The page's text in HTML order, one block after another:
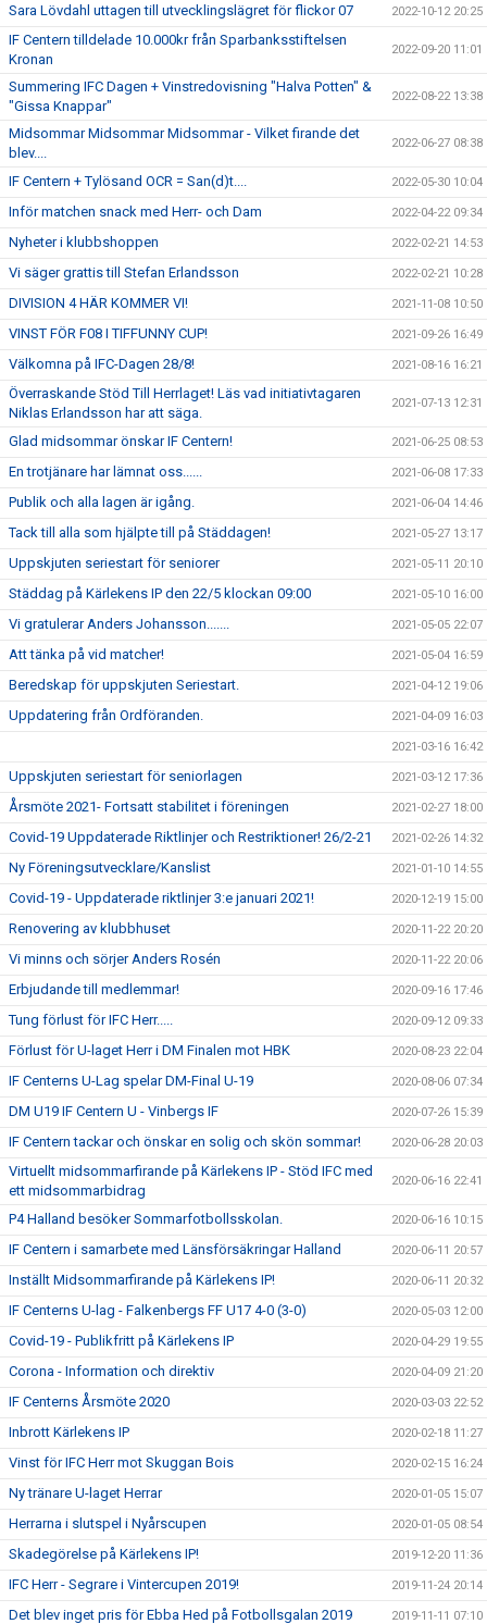
Sara Lövdahl uttagen till utvecklingslägret för flickor 07 2022-10-12 20:25
IF Centern tilldelade 10.000kr från Sparbanksstiftelsen
Kronan
2022-09-20 11:01
Summering IFC Dagen + Vinstredovisning "Halva Potten" &
"Gissa Knappar"
2022-08-22 13:38
Midsommar Midsommar Midsommar - Vilket firande det
blev....
2022-06-27 08:38
IF Centern + Tylösand OCR = San(d)t.... 2022-05-30 10:04
Inför matchen snack med Herr- och Dam 2022-04-22 09:34
Nyheter i klubbshoppen 2022-02-21 14:53
Vi säger grattis till Stefan Erlandsson 2022-02-21 10:28
DIVISION 4 HÄR KOMMER VI! 2021-11-08 10:50
VINST FÖR F08 I TIFFUNNY CUP! 2021-09-26 16:49
Välkomna på IFC-Dagen 28/8! 2021-08-16 16:21
Överraskande Stöd Till Herrlaget! Läs vad initiativtagaren
Niklas Erlandsson har att säga.
2021-07-13 12:31
Glad midsommar önskar IF Centern! 2021-06-25 08:53
En trotjänare har lämnat oss...... 2021-06-08 17:33
Publik och alla lagen är igång. 2021-06-04 14:46
Tack till alla som hjälpte till på Städdagen! 2021-05-27 13:17
Uppskjuten seriestart för seniorer 2021-05-11 20:10
Städdag på Kärlekens IP den 22/5 klockan 09:00 2021-05-10 16:00
Vi gratulerar Anders Johansson....... 2021-05-05 22:07
Att tänka på vid matcher! 2021-05-04 16:59
Beredskap för uppskjuten Seriestart. 2021-04-12 19:06
Uppdatering från Ordföranden. 2021-04-09 16:03
2021-03-16 16:42
Uppskjuten seriestart för seniorlagen 2021-03-12 17:36
Årsmöte 2021- Fortsatt stabilitet i föreningen 2021-02-27 18:00
Covid-19 Uppdaterade Riktlinjer och Restriktioner! 26/2-21 2021-02-26 14:32
Ny Föreningsutvecklare/Kanslist 2021-01-10 14:55
Covid-19 - Uppdaterade riktlinjer 3:e januari 2021! 2020-12-19 15:00
Renovering av klubbhuset 2020-11-22 20:20
Vi minns och sörjer Anders Rosén 2020-11-22 20:06
Erbjudande till medlemmar! 2020-09-16 17:46
Tung förlust för IFC Herr..... 2020-09-12 09:33
Förlust för U-laget Herr i DM Finalen mot HBK 2020-08-23 22:04
IF Centerns U-Lag spelar DM-Final U-19 2020-08-06 07:34
DM U19 IF Centern U - Vinbergs IF 2020-07-26 15:39
IF Centern tackar och önskar en solig och skön sommar! 2020-06-28 20:03
Virtuellt midsommarfirande på Kärlekens IP - Stöd IFC med
ett midsommarbidrag
2020-06-16 22:41
P4 Halland besöker Sommarfotbollsskolan. 2020-06-16 10:15
IF Centern i samarbete med Länsförsäkringar Halland 2020-06-11 20:57
Inställt Midsommarfirande på Kärlekens IP! 2020-06-11 20:32
IF Centerns U-lag - Falkenbergs FF U17 4-0 (3-0) 2020-05-03 12:00
Covid-19 - Publikfritt på Kärlekens IP 2020-04-29 19:55
Corona - Information och direktiv 2020-04-09 21:20
IF Centerns Årsmöte 2020 2020-03-03 22:52
Inbrott Kärlekens IP 2020-02-18 11:27
Vinst för IFC Herr mot Skuggan Bois 2020-02-15 16:24
Ny tränare U-laget Herrar 2020-01-05 15:07
Herrarna i slutspel i Nyårscupen 2020-01-05 08:54
Skadegörelse på Kärlekens IP! 2019-12-20 11:36
IFC Herr - Segrare i Vintercupen 2019! 2019-11-24 20:14
Det blev inget pris för Ebba Hed på Fotbollsgalan 2019 2019-11-11 07:10